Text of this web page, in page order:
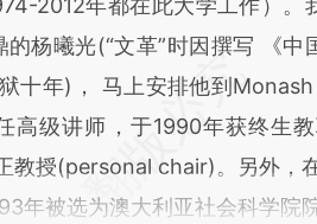
2012年都在此大学工作）。
杨曦光(“文革”时因撰写 《中
十年)， 马上安排他到
高级讲师，于1990年获终生
教授(personal chair)。另外，
年被选为澳大利亚社会科学院院